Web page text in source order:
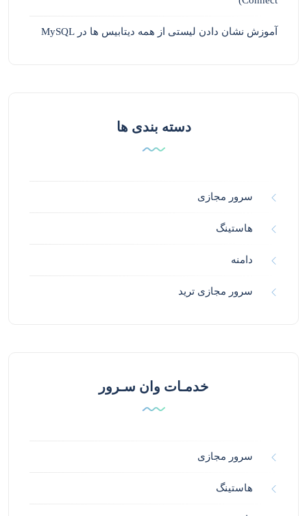
آموزش نشان دادن لیستی از همه دیتابیس ها در MySQL
دسته بندی ها
سرور مجازی
هاستینگ
دامنه
سرور مجازی ترید
خدمـات وان سـرور
سرور مجازی
هاستینگ